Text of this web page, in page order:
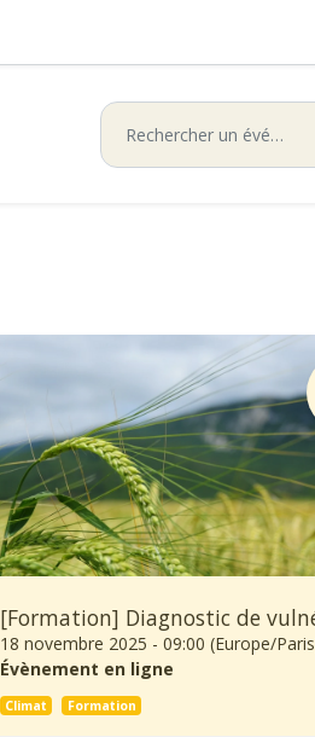
18 novembre 2025 - 09:00 (Europe/Paris
Évènement en ligne
Climat Formation